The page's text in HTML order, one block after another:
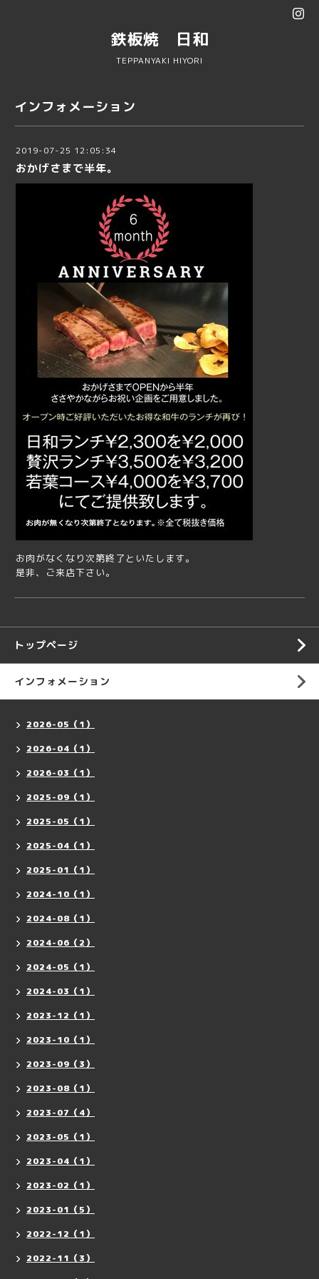
鉄板焼 日和
TEPPANYAKI HIYORI
インフォメーション
2019-07-25 12:05:34
おかげさまで半年。
お肉がなくなり次第終了といたします。
是非、ご来店下さい。
トップページ
インフォメーション
2026-05（1）
2026-04（1）
2026-03（1）
2025-09（1）
2025-05（1）
2025-04（1）
2025-01（1）
2024-10（1）
2024-08（1）
2024-06（2）
2024-05（1）
2024-03（1）
2023-12（1）
2023-10（1）
2023-09（3）
2023-08（1）
2023-07（4）
2023-05（1）
2023-04（1）
2023-02（1）
2023-01（5）
2022-12（1）
2022-11（3）